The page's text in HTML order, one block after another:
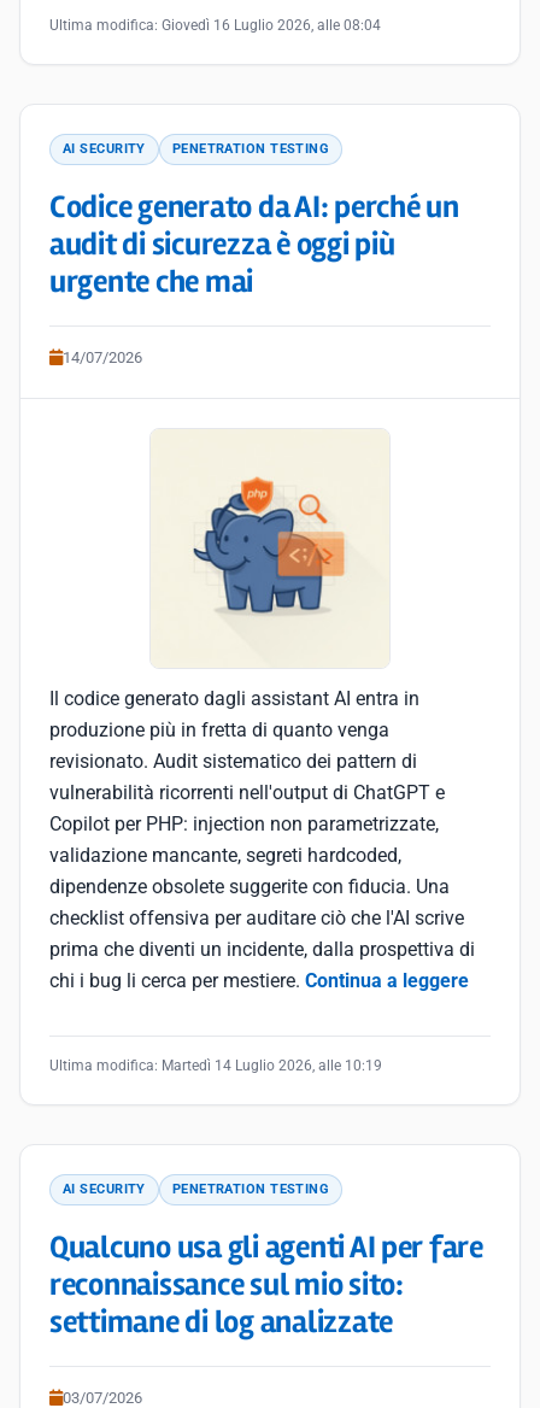
Ultima modifica: Giovedì 16 Luglio 2026, alle 08:04
AI SECURITY PENETRATION TESTING
Codice generato da AI: perché un
audit di sicurezza è oggi più
urgente che mai
14/07/2026
Il codice generato dagli assistant AI entra in
produzione più in fretta di quanto venga
revisionato. Audit sistematico dei pattern di
vulnerabilità ricorrenti nell'output di ChatGPT e
Copilot per PHP: injection non parametrizzate,
validazione mancante, segreti hardcoded,
dipendenze obsolete suggerite con fiducia. Una
checklist offensiva per auditare ciò che l'AI scrive
prima che diventi un incidente, dalla prospettiva di
chi i bug li cerca per mestiere. Continua a leggere
Ultima modifica: Martedì 14 Luglio 2026, alle 10:19
AI SECURITY PENETRATION TESTING
Qualcuno usa gli agenti AI per fare
reconnaissance sul mio sito:
settimane di log analizzate
03/07/2026